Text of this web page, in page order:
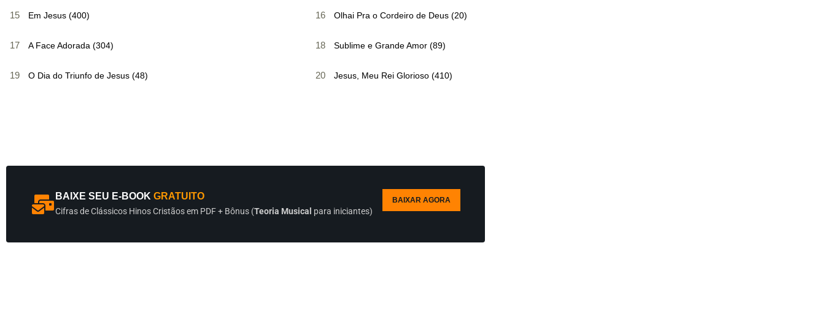
15 Em Jesus (400) 16 Olhai Pra o Cordeiro de Deus (20)
17 A Face Adorada (304) 18 Sublime e Grande Amor (89)
19 O Dia do Triunfo de Jesus (48) 20 Jesus, Meu Rei Glorioso (410)
BAIXE SEU E-BOOK GRATUITO
Cifras de Clássicos Hinos Cristãos em PDF + Bônus (Teoria Musical para iniciantes)
BAIXAR AGORA